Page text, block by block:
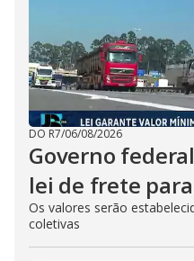
DO R7/06/08/2026
Governo
lei de frete
Os valores serão
coletivas